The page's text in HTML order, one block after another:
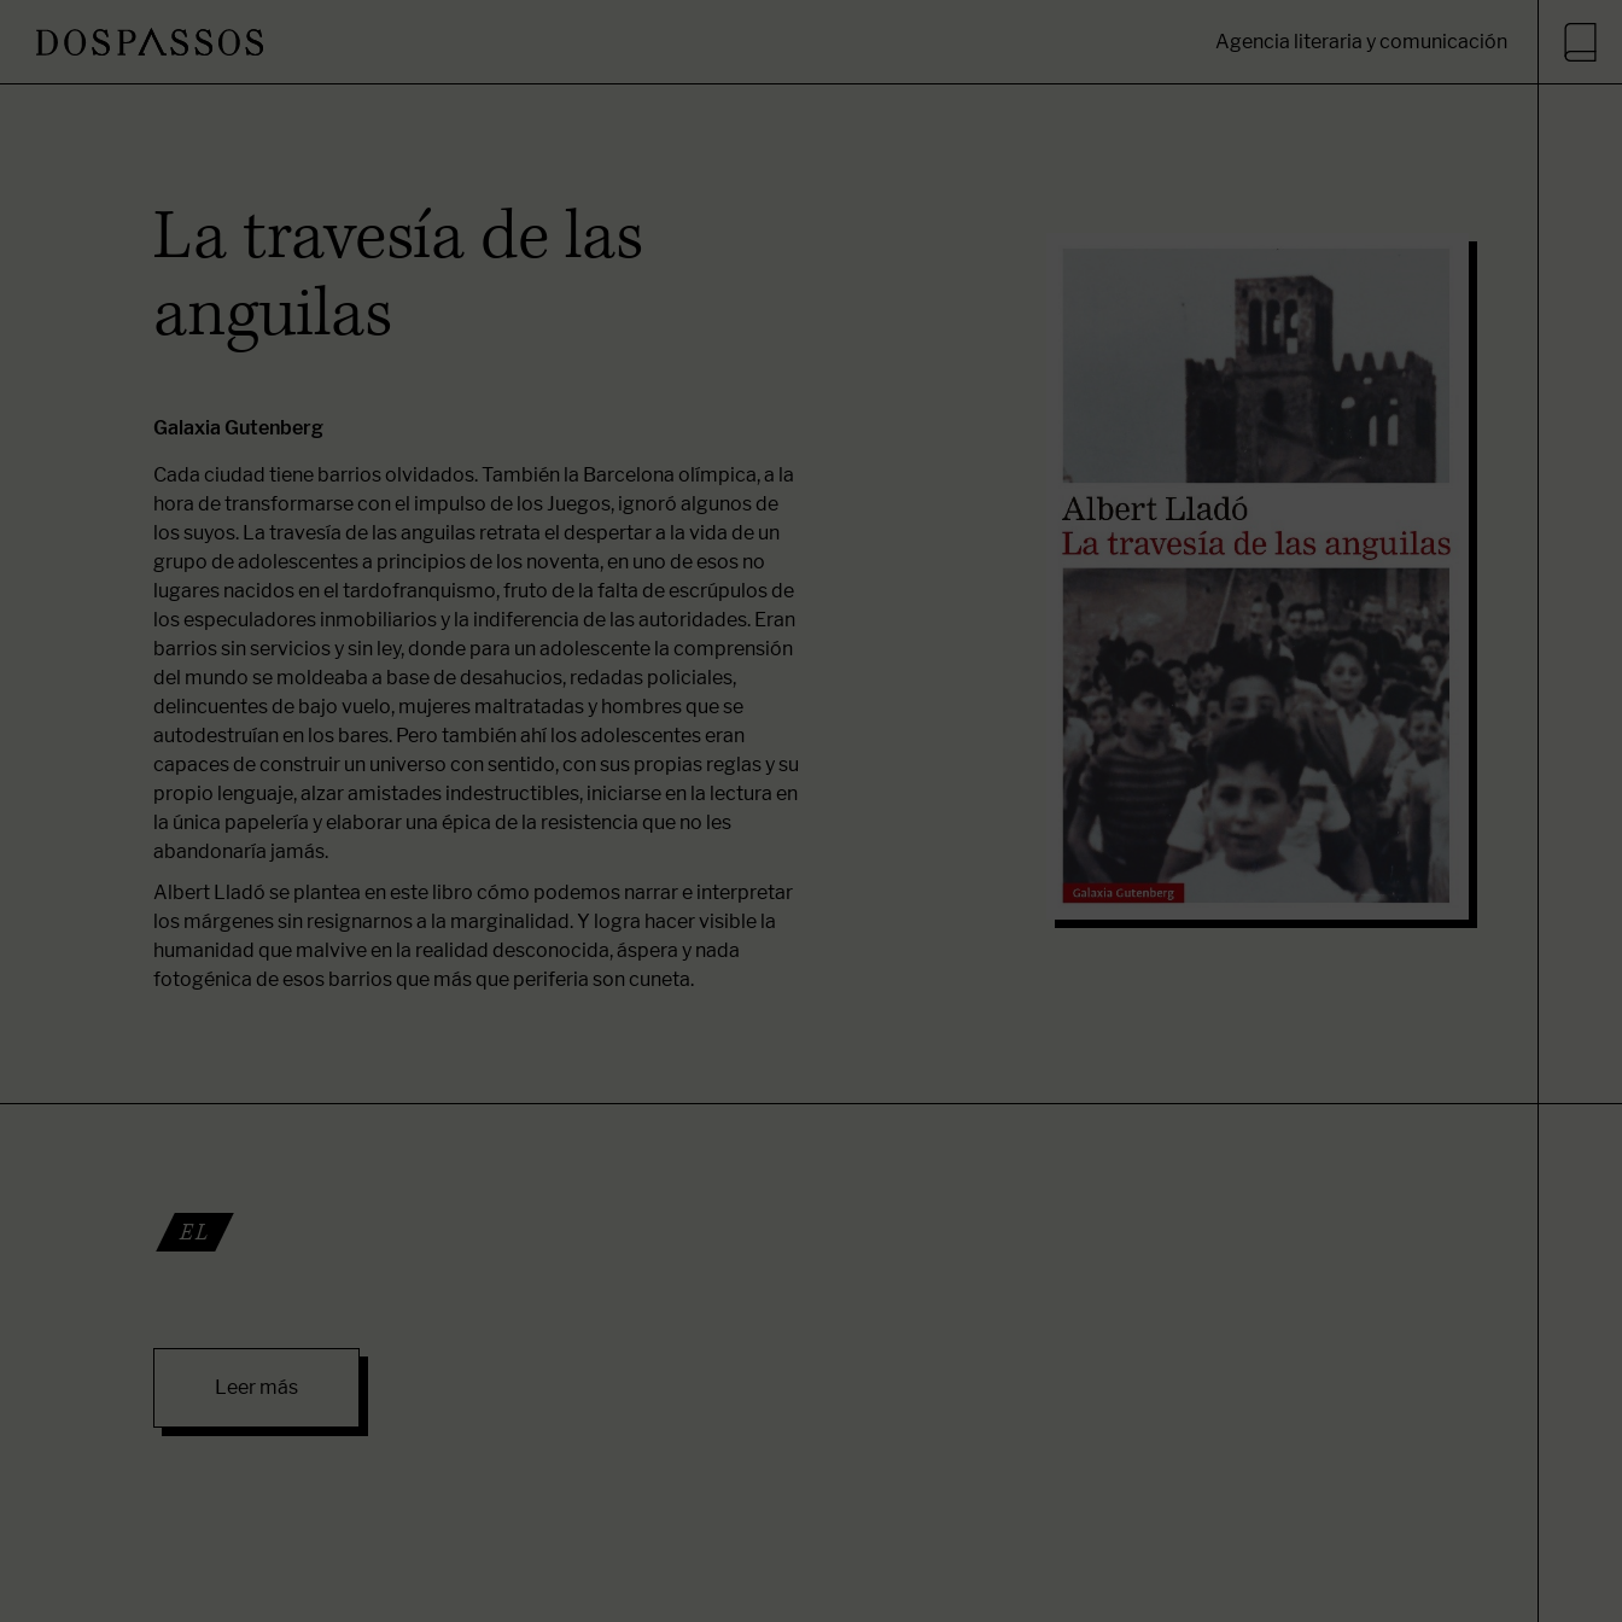
Agencia literaria y comunicación
La travesía de las
anguilas
Galaxia Gutenberg
Cada ciudad tiene barrios olvidados. También la Barcelona olímpica, a la
hora de transformarse con el impulso de los Juegos, ignoró algunos de
los suyos. La travesía de las anguilas retrata el despertar a la vida de un
grupo de adolescentes a principios de los noventa, en uno de esos no
lugares nacidos en el tardofranquismo, fruto de la falta de escrúpulos de
los especuladores inmobiliarios y la indiferencia de las autoridades. Eran
barrios sin servicios y sin ley, donde para un adolescente la comprensión
del mundo se moldeaba a base de desahucios, redadas policiales,
delincuentes de bajo vuelo, mujeres maltratadas y hombres que se
autodestruían en los bares. Pero también ahí los adolescentes eran
capaces de construir un universo con sentido, con sus propias reglas y su
propio lenguaje, alzar amistades indestructibles, iniciarse en la lectura en
la única papelería y elaborar una épica de la resistencia que no les
abandonaría jamás.
Albert Lladó se plantea en este libro cómo podemos narrar e interpretar
los márgenes sin resignarnos a la marginalidad. Y logra hacer visible la
humanidad que malvive en la realidad desconocida, áspera y nada
fotogénica de esos barrios que más que periferia son cuneta.
EL
Leer más